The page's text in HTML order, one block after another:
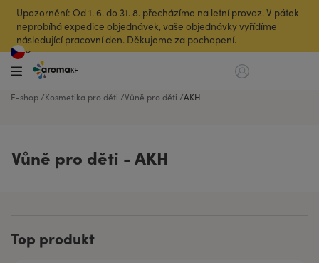
Upozornění: Od 1. 6. do 31. 8. přecházíme na letní provoz. V pátek
neprobíhá expedice objednávek, vaše objednávky vyřídíme
následující pracovní den. Děkujeme za pochopení.
E-shop Kosmetika pro děti Vůně pro děti AKH
Vůně pro děti - AKH
Top produkt